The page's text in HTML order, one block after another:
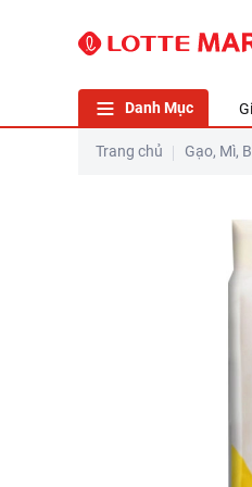
Danh Mục
Trang chủ Gạo, Mì,